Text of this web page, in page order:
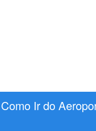
Como Ir do